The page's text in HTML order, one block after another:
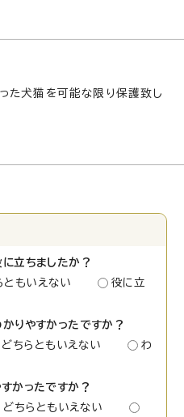
た犬猫を可能な限り保護致し
立ちましたか？
ともいえない
役に立
りやすかったですか？
どちらともいえない
わ
かったですか？
どちらともいえない